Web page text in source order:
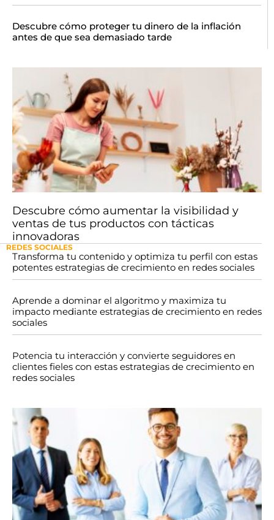
Descubre cómo proteger tu dinero de la inflación
antes de que sea demasiado tarde
Descubre cómo aumentar la visibilidad y
ventas de tus productos con tácticas
innovadoras
REDES SOCIALES
Transforma tu contenido y optimiza tu perfil con estas
potentes estrategias de crecimiento en redes sociales
Aprende a dominar el algoritmo y maximiza tu
impacto mediante estrategias de crecimiento en redes
sociales
Potencia tu interacción y convierte seguidores en
clientes fieles con estas estrategias de crecimiento en
redes sociales